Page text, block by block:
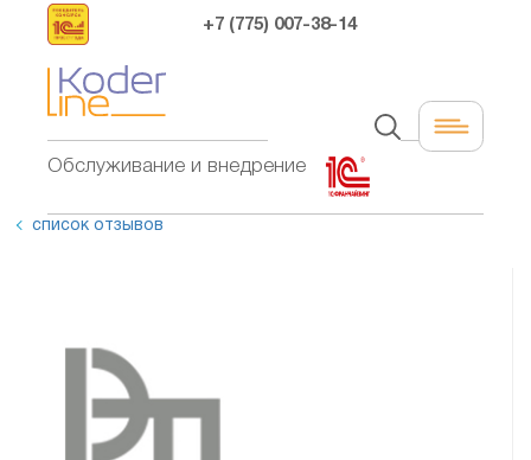
Обслуживание и внедрение
+7 (775) 007-38-14
список отзывов